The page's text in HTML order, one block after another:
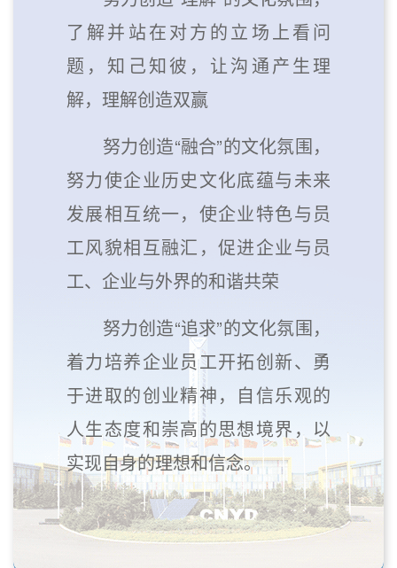
了解并站在对方的立场上看问
题，知己知彼，让沟通产生理
解，理解创造双赢
努力创造“融合”的文化氛围，
努力使企业历史文化底蕴与未来
发展相互统一，使企业特色与员
工风貌相互融汇，促进企业与员
工、企业与外界的和谐共荣
努力创造“追求”的文化氛围，
着力培养企业员工开拓创新、勇
于进取的创业精神，自信乐观的
人生态度和崇高的思想境界，以
实现自身的理想和信念。